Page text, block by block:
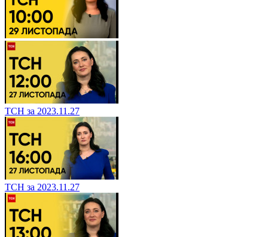
ТСН за 2023.11.27
ТСН за 2023.11.27